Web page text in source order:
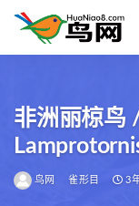
非洲丽椋鸟
鸟网 雀形目 3